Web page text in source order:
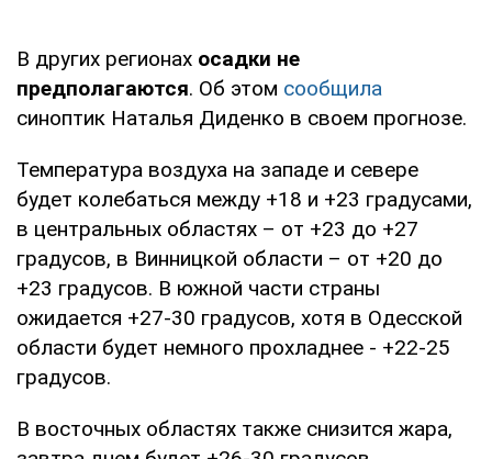
В других регионах осадки не
предполагаются. Об этом сообщила
синоптик Наталья Диденко в своем прогнозе.
Температура воздуха на западе и севере
будет колебаться между +18 и +23 градусами,
в центральных областях – от +23 до +27
градусов, в Винницкой области – от +20 до
+23 градусов. В южной части страны
ожидается +27-30 градусов, хотя в Одесской
области будет немного прохладнее - +22-25
градусов.
В восточных областях также снизится жара,